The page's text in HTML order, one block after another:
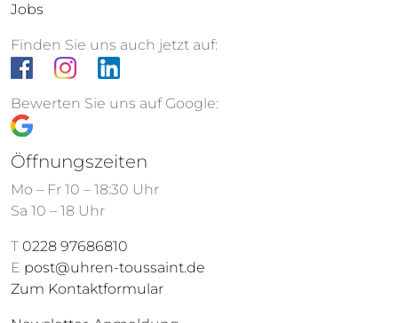
Jobs
Finden Sie uns auch jetzt auf:
Bewerten Sie uns auf Google:
Öffnungszeiten
Mo – Fr 10 – 18:30 Uhr
Sa 10 – 18 Uhr
T 0228 97686810
E post@uhren-toussaint.de
Zum Kontaktformular